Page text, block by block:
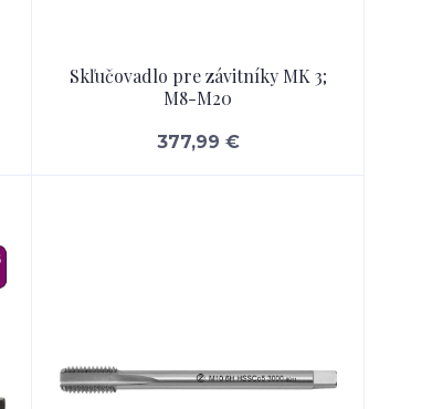
Skľučovadlo pre závitníky MK 3;
M8-M20
377,99 €